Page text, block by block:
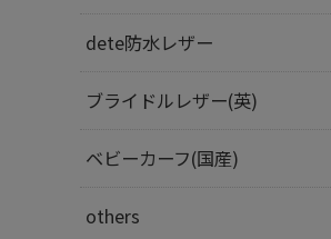
dete防水レザー
ブライドルレザー(英)
ベビーカーフ(国産)
others